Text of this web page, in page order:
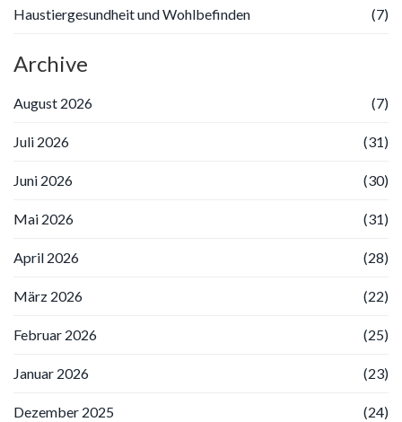
Haustiergesundheit und Wohlbefinden (7)
Archive
August 2026 (7)
Juli 2026 (31)
Juni 2026 (30)
Mai 2026 (31)
April 2026 (28)
März 2026 (22)
Februar 2026 (25)
Januar 2026 (23)
Dezember 2025 (24)